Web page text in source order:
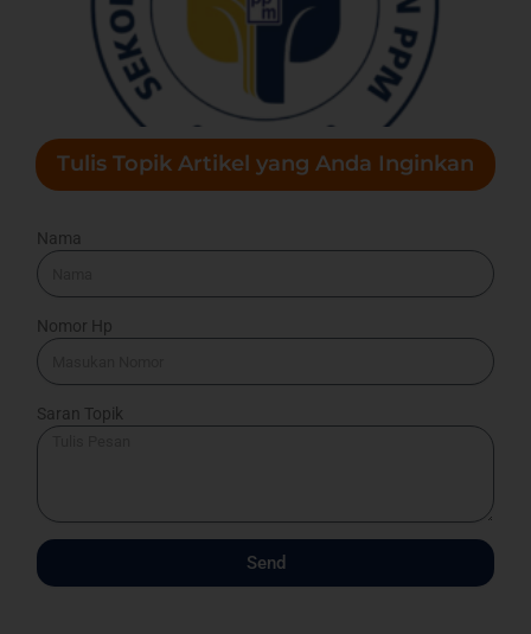
Tulis Topik Artikel yang Anda Inginkan
Nama
Nomor Hp
Saran Topik
Send